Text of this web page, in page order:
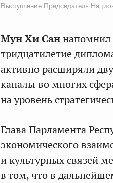
Выступление Председателя
Мун Хи Саннапомнил
тридцатилетие
активно расширяли
каналы во многих
на уровень
Глава Парламента
экономического
и культурных связей
в том, что в